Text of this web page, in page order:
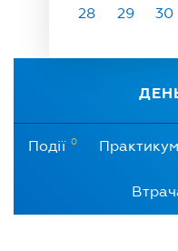
28
29 30
Події 0